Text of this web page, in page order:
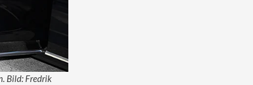
Bild: Fredrik